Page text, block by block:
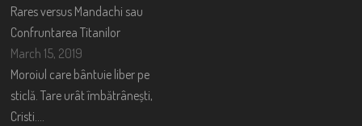
Rares versus Mandachi sau
Confruntarea Titanilor
March 15, 2019
Moroiul care bântuie liber pe
sticlă. Tare urât îmbătrânești,
Cristi….